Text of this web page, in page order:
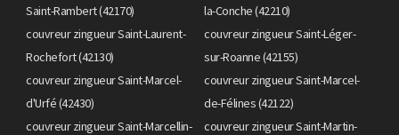
Saint-Rambert (42170)
la-Conche (42210)
couvreur zingueur Saint-Laurent-
Rochefort (42130)
couvreur zingueur Saint-Léger-
sur-Roanne (42155)
couvreur zingueur Saint-Marcel-
d'Urfé (42430)
couvreur zingueur Saint-Marcel-
de-Félines (42122)
couvreur zingueur Saint-Marcellin-
couvreur zingueur Saint-Martin-